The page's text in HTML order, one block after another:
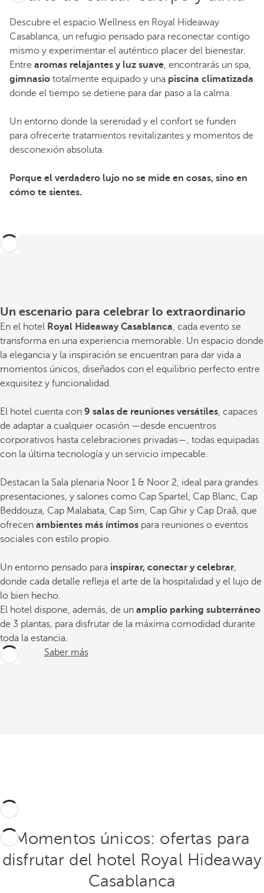
Descubre el espacio Wellness en Royal Hideaway
Casablanca, un refugio pensado para reconectar contigo
mismo y experimentar el auténtico placer del bienestar.
Entre aromas relajantes y luz suave, encontrarás un spa,
gimnasio totalmente equipado y una piscina climatizada
donde el tiempo se detiene para dar paso a la calma.
Un entorno donde la serenidad y el confort se funden
para ofrecerte tratamientos revitalizantes y momentos de
desconexión absoluta.
Porque el verdadero lujo no se mide en cosas, sino en
cómo te sientes.
Un escenario para celebrar lo extraordinario
En el hotel Royal Hideaway Casablanca, cada evento se
transforma en una experiencia memorable. Un espacio donde
la elegancia y la inspiración se encuentran para dar vida a
momentos únicos, diseñados con el equilibrio perfecto entre
exquisitez y funcionalidad.
El hotel cuenta con 9 salas de reuniones versátiles, capaces
de adaptar a cualquier ocasión —desde encuentros
corporativos hasta celebraciones privadas—, todas equipadas
con la última tecnología y un servicio impecable.
Destacan la Sala plenaria Noor 1 & Noor 2, ideal para grandes
presentaciones, y salones como Cap Spartel, Cap Blanc, Cap
Beddouza, Cap Malabata, Cap Sim, Cap Ghir y Cap Draâ, que
ofrecen ambientes más íntimos para reuniones o eventos
sociales con estilo propio.
Un entorno pensado para inspirar, conectar y celebrar,
donde cada detalle refleja el arte de la hospitalidad y el lujo de
lo bien hecho.
El hotel dispone, además, de un amplio parking subterráneo
de 3 plantas, para disfrutar de la máxima comodidad durante
toda la estancia.
Saber más
Momentos únicos: ofertas para
disfrutar del hotel Royal Hideaway
Casablanca